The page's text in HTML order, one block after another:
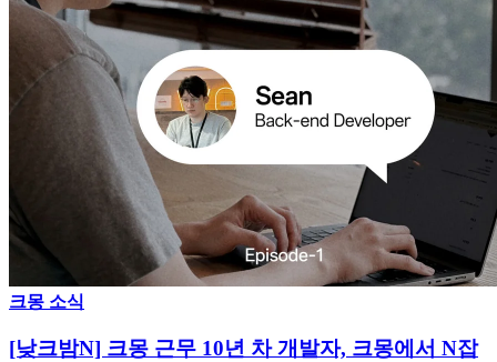
크몽 소식
[낮크밤N] 크몽 근무 10년 차 개발자, 크몽에서 N잡